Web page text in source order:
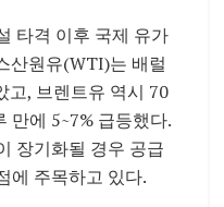
타격 이후 국제 유가
산원유(WTI)는 배럴
고, 브렌트유 역시 70
만에 5~7% 급등했다.
장기화될 경우 공급
에 주목하고 있다.